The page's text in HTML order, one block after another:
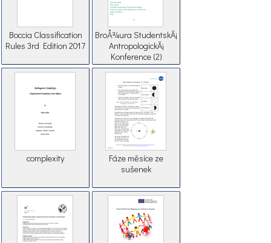
Boccia Classification
Rules 3rd Edition 2017
BroÅ¾ura StudentskÃ¡
AntropologickÃ¡
Konference (2)
complexity
Fáze měsíce ze
sušenek